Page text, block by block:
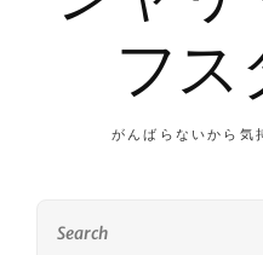
シ
ー
ポ
シ
フス
がんばらないから気